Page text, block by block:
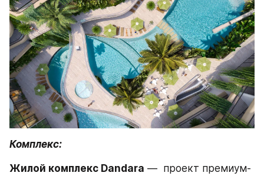
Комплекс:
Жилой комплекс Dandara —  проект премиум-